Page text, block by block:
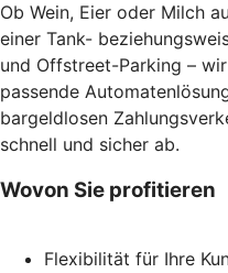
Ob Wein, Eier oder Milch
einer Tank-
und Offstreet-Parking –
passende
bargeldlosen
schnell und sicher ab.
Wovon Sie profitieren
Flexibilität für Ihre